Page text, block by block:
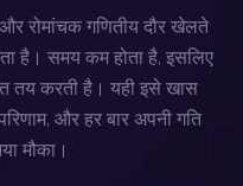
रोमांचक गणितीय दौर खेलते
है। समय कम होता है, इसलिए
तय करती है। यही इसे खास
और हर बार अपनी गति
मौका।